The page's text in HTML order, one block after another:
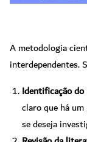
A metodologia
interdependentes.
Identificação
claro que há
se deseja